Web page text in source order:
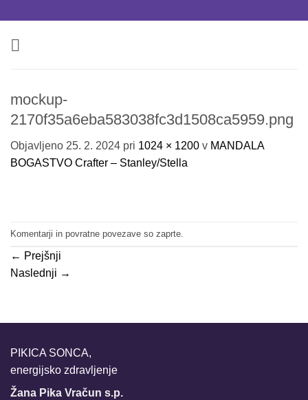
vsebino
mockup-
2170f35a6eba583038fc3d1508ca5959.png
Objavljeno 25. 2. 2024 pri 1024 × 1200 v MANDALA
BOGASTVO Crafter – Stanley/Stella
Komentarji in povratne povezave so zaprte.
← Prejšnji
Naslednji →
PIKICA SONCA,
energijsko zdravljenje
Žana Pika Vračun s.p.